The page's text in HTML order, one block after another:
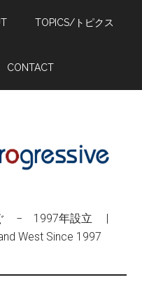
TOPICS/トピクス
CONTACT
ぐ − 1997年設立 |
West Since 1997